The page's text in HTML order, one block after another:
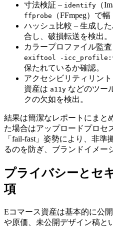
寸法検証 – identify （
ffprobe
（FFmpeg）で
ハッシュ比較 – 生成し
合し、破損転送を検出。
カラープロファイル監査
exiftool -
保たれているか確認。
アクセシビリティリント
資産は a11y などのツー
クの欠如を検出。
結果は簡潔なレポートにまと
た場合はアップロードプロセ
「fail‑fast」姿勢により、非
るのを防ぎ、ブランドイメー
プライバシーとセ
項
Eコマース資産は基本的に公
や原価、未公開デザイン稿と